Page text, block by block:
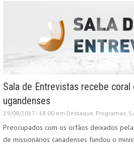
Sala de Entrevistas recebe coral
ugandenses
29/08/2017 - 18:00 em Destaque Programas
Preocupados com os orfãos deixados
de missionários canadenses fundou o